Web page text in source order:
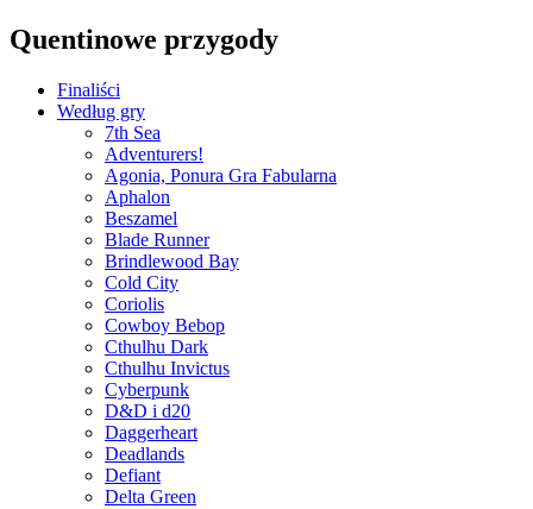
Quentinowe przygody
Finaliści
Według gry
7th Sea
Adventurers!
Agonia, Ponura Gra Fabularna
Aphalon
Beszamel
Blade Runner
Brindlewood Bay
Cold City
Coriolis
Cowboy Bebop
Cthulhu Dark
Cthulhu Invictus
Cyberpunk
D&D i d20
Daggerheart
Deadlands
Defiant
Delta Green